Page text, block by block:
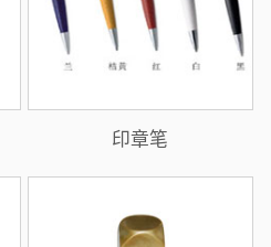
印章笔